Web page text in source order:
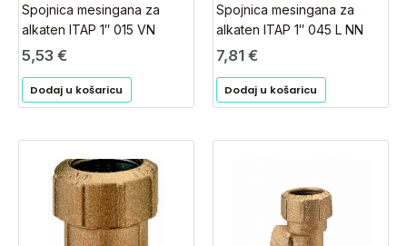
Spojnica mesingana za
alkaten ITAP 1″ 015 VN
5,53 €
Dodaj u košaricu
Spojnica mesingana za
alkaten ITAP 1″ 045 L NN
7,81 €
Dodaj u košaricu